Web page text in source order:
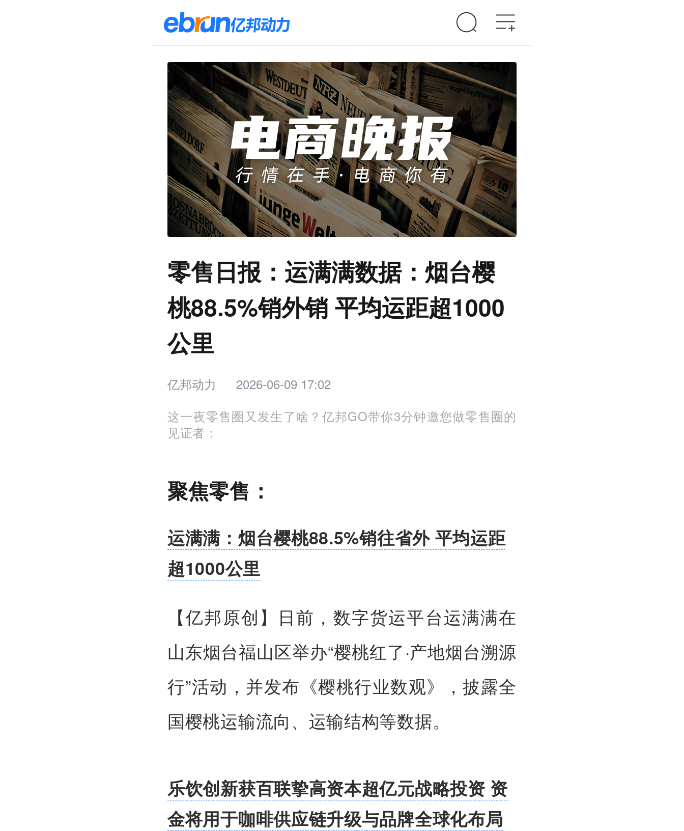
零售日报：运满满数据：烟台樱
桃88.5%销外销 平均运距超1000
公里
亿邦动力
2026-06-09 17:02
这一夜零售圈又发生了啥？亿邦GO带你3分钟邀您做零售圈的
见证者：
聚焦零售：
运满满：烟台樱桃88.5%销往省外 平均运距
超1000公里
【亿邦原创】 日前，数字货运平台运满满在
山东烟台福山区举办“樱桃红了·产地烟台溯源
行”活动，并发布《樱桃行业数观》，披露全
国樱桃运输流向、运输结构等数据。
乐饮创新获百联挚高资本超亿元战略投资 资
金将用于咖啡供应链升级与品牌全球化布局